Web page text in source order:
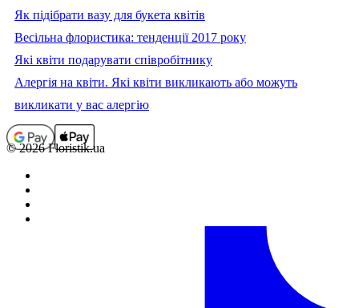
Як підібрати вазу для букета квітів
Весільна флористика: тенденції 2017 року
Які квіти подарувати співробітнику
Алергія на квіти. Які квіти викликають або можуть
викликати у вас алергію
© 2026 Floristik.ua